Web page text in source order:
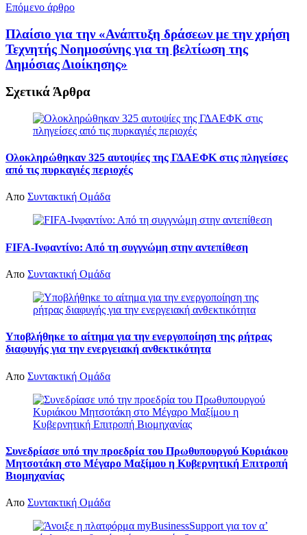
Επόμενο άρθρο
Πλαίσιο για την «Ανάπτυξη δράσεων με την χρήση
Τεχνητής Νοημοσύνης για τη βελτίωση της
Δημόσιας Διοίκησης»
ΣχετικάΆρθρα
Ολοκληρώθηκαν 325 αυτοψίες της ΓΔΑΕΦΚ στις πληγείσες
από τις πυρκαγιές περιοχές
Απο Συντακτική Ομάδα
FIFA-Ινφαντίνο: Από τη συγγνώμη στην αντεπίθεση
Απο Συντακτική Ομάδα
Υποβλήθηκε το αίτημα για την ενεργοποίηση της ρήτρας
διαφυγής για την ενεργειακή ανθεκτικότητα
Απο Συντακτική Ομάδα
Συνεδρίασε υπό την προεδρία του Πρωθυπουργού Κυριάκου
Μητσοτάκη στο Μέγαρο Μαξίμου η Κυβερνητική Επιτροπή
Βιομηχανίας
Απο Συντακτική Ομάδα